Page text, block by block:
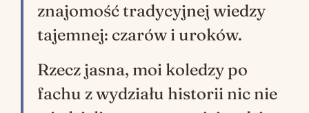
znajomość tradycyjnej wiedzy
tajemnej: czarów i uroków.
Rzecz jasna, moi koledzy po
fachu z wydziału historii nic nie